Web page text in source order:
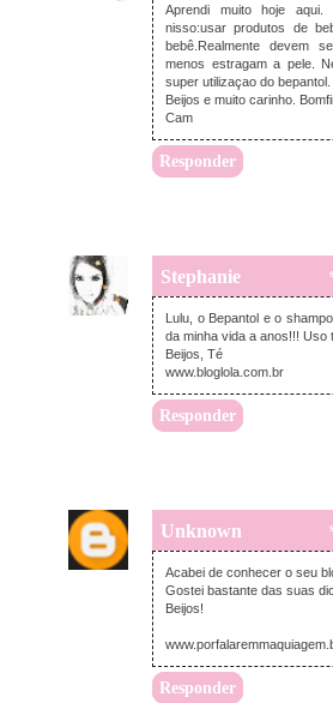
Aprendi muito hoje aqui.
nisso:usar produtos de
bebê.Realmente devem
menos estragam a pele.
super utilizaçao do bepantol.
Beijos e muito carinho.
Cam
Responder
Stephanie
Lulu, o Bepantol e o
da minha vida a anos!!! Uso
Beijos, Té
www.bloglola.com.br
Responder
Unknown
Acabei de conhecer o seu
Gostei bastante das suas
Beijos!
Responder